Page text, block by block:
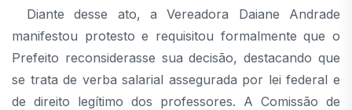
Diante desse ato, a Vereadora Daiane Andrade
manifestou protesto e requisitou formalmente que o
Prefeito reconsiderasse sua decisão, destacando que
se trata de verba salarial assegurada por lei federal e
de direito legítimo dos professores. A Comissão de